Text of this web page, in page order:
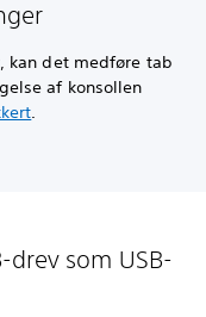
kan det medføre tab
af konsollen
.
drev som USB-